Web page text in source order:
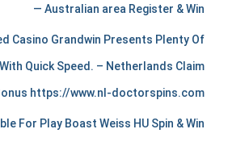
a
n
s
— Australian area Register & Win
Casino Grandwin Presents Plenty Of
Quick Speed. – Netherlands Claim
https://www.nl-doctorspins.com/
For Play Boast Weiss HU Spin & Win